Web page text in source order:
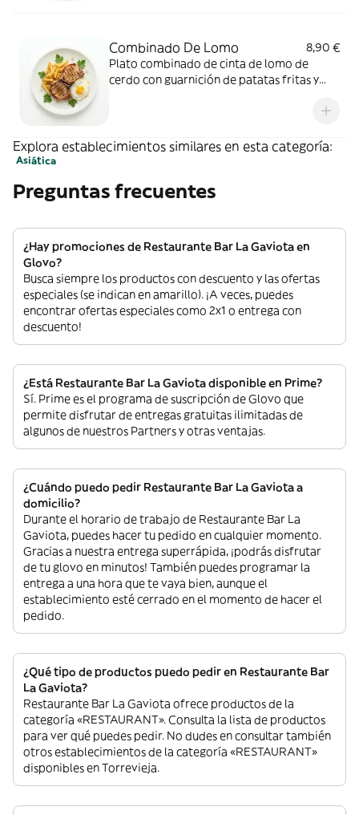
Combinado De Lomo
8,90 €
Plato combinado de cinta de lomo de
cerdo con guarnición de patatas fritas y
Explora establecimientos similares en esta categoría:
Asiática
Preguntas frecuentes
¿Hay promociones de Restaurante Bar La Gaviota en
Glovo?
Busca siempre los productos con descuento y las ofertas
especiales (se indican en amarillo). ¡A veces, puedes
encontrar ofertas especiales como 2x1 o entrega con
descuento!
¿Está Restaurante Bar La Gaviota disponible en Prime?
Sí. Prime es el programa de suscripción de Glovo que
permite disfrutar de entregas gratuitas ilimitadas de
algunos de nuestros Partners y otras ventajas.
¿Cuándo puedo pedir Restaurante Bar La Gaviota a
domicilio?
Durante el horario de trabajo de Restaurante Bar La
Gaviota, puedes hacer tu pedido en cualquier momento.
Gracias a nuestra entrega superrápida, ¡podrás disfrutar
de tu glovo en minutos! También puedes programar la
entrega a una hora que te vaya bien, aunque el
establecimiento esté cerrado en el momento de hacer el
pedido.
¿Qué tipo de productos puedo pedir en Restaurante Bar
La Gaviota?
Restaurante Bar La Gaviota ofrece productos de la
categoría «RESTAURANT». Consulta la lista de productos
para ver qué puedes pedir. No dudes en consultar también
otros establecimientos de la categoría «RESTAURANT»
disponibles en Torrevieja.